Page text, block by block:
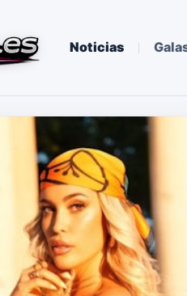
Noticias